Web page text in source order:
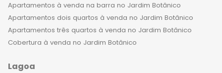
Apartamentos à venda na barra no Jardim Botânico
Apartamentos dois quartos à venda no Jardim Botânico
Apartamentos três quartos à venda no Jardim Botânico
Cobertura à venda no Jardim Botânico
Lagoa